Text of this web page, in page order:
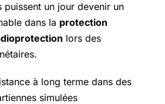
puissent un jour devenir un
dans la protection
lors des
à long terme dans des
simulées